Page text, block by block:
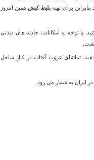
برای تهیه بلیط کیش همین امروز
با توجه به امکانات، جاذبه های دیدنی
تماشای غروب آفتاب در کنار ساحل
ایران به شمار می رود